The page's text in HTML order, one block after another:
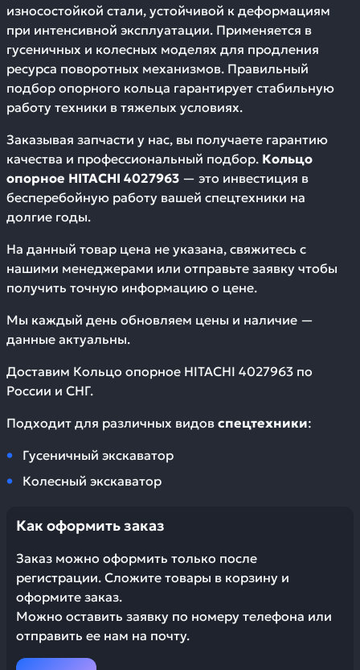
износостойкой стали, устойчивой к деформациям
при интенсивной эксплуатации. Применяется в
гусеничных и колесных моделях для продления
ресурса поворотных механизмов. Правильный
подбор опорного кольца гарантирует стабильную
работу техники в тяжелых условиях.
Заказывая запчасти у нас, вы получаете гарантию
качества и профессиональный подбор. Кольцо
опорное HITACHI 4027963 — это инвестиция в
бесперебойную работу вашей спецтехники на
долгие годы.
На данный товар цена не указана, свяжитесь с
нашими менеджерами или отправьте заявку чтобы
получить точную информацию о цене.
Мы каждый день обновляем цены и наличие —
данные актуальны.
Доставим Кольцо опорное HITACHI 4027963 по
России и СНГ.
Подходит для различных видов спецтехники:
Гусеничный экскаватор
Колесный экскаватор
Как оформить заказ
Заказ можно оформить только после
регистрации. Сложите товары в корзину и
оформите заказ.
Можно оставить заявку по номеру телефона или
отправить ее нам на почту.